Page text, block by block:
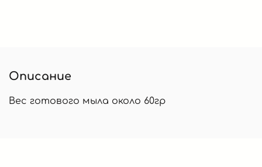
Описание
Вес готового мыла около 60гр